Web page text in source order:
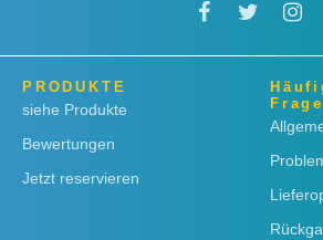
PRODUKTE
siehe Produkte
Bewertungen
Jetzt reservieren